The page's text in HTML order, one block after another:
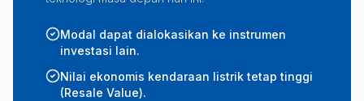
Modal dapat dialokasikan ke instrumen
investasi lain.
Nilai ekonomis kendaraan listrik tetap tinggi
(Resale Value).